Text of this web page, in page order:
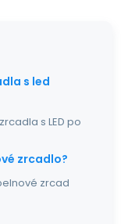
s led
s LED po
zrcadlo?
zrcad